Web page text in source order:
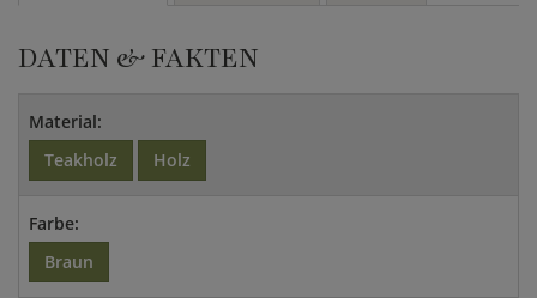
DATEN & FAKTEN
Material:
Teakholz
Holz
Farbe:
Braun